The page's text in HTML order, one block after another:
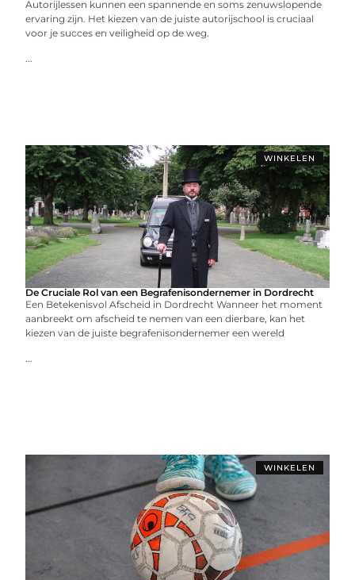
Autorijlessen kunnen een spannende en soms zenuwslopende
ervaring zijn. Het kiezen van de juiste autorijschool is cruciaal
voor je succes en veiligheid op de weg.
...
WINKELEN
De Cruciale Rol van een Begrafenisondernemer in Dordrecht
Een Betekenisvol Afscheid in Dordrecht Wanneer het moment
aanbreekt om afscheid te nemen van een dierbare, kan het
kiezen van de juiste begrafenisondernemer een wereld
...
WINKELEN